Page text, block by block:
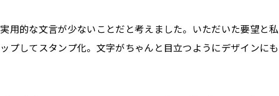
用的な文言が少ないことだと考えました。いただいた要望と私
プしてスタンプ化。文字がちゃんと目立つようにデザインにも